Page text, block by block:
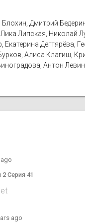
Дмитрий
Липская, Николай
Екатерина
Алиса Клагиш,
Антон
Серия 41
ago